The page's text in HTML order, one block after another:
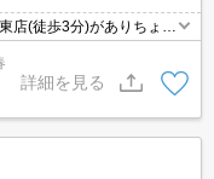
店(徒歩3分)がありちょっ
は、TVインターホン・オ
て暮らせます。こちら
歩12分の物件です。
詳細を見る